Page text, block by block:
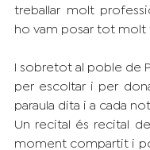
treballar molt
ho vam posar tot molt
I sobretot al poble de
per escoltar i per
paraula dita i a cada
Un recital és recital
moment compartit i